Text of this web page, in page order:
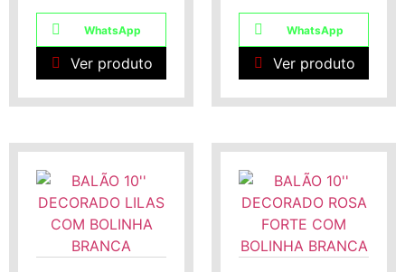
WhatsApp
Ver produto
WhatsApp
Ver produto